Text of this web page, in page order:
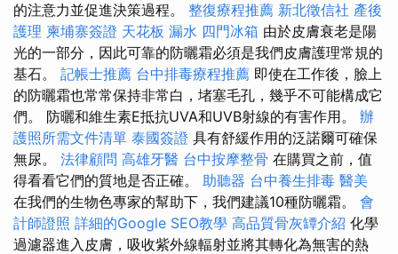
的注意力並促進決策過程。 整復療程推薦 新北徵信社 產後
護理 柬埔寨簽證 天花板 漏水 四門冰箱 由於皮膚衰老是陽
光的一部分，因此可靠的防曬霜必須是我們皮膚護理常規的
基石。 記帳士推薦 台中排毒療程推薦 即使在工作後，臉上
的防曬霜也常常保持非常白，堵塞毛孔，幾乎不可能構成它
們。 防曬和維生素E抵抗UVA和UVB射線的有害作用。 辦
護照所需文件清單 泰國簽證 具有舒緩作用的泛諾爾可確保
無尿。 法律顧問 高雄牙醫 台中按摩整骨 在購買之前，值
得看看它們的質地是否正確。 助聽器 台中養生排毒 醫美
在我們的生物色專家的幫助下，我們建議10種防曬霜。 會
計師證照 詳細的Google SEO教學 高品質骨灰罈介紹 化學
過濾器進入皮膚，吸收紫外線輻射並將其轉化為無害的熱